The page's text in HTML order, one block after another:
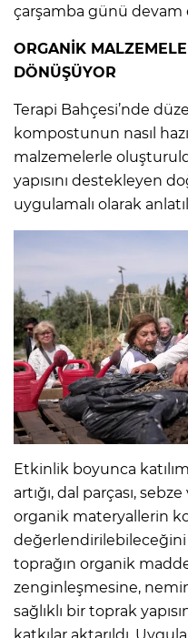
çarşamba günü devam
ORGANİK
DÖNÜŞÜYOR
Terapi Bahçesi’nde
kompostunun nasıl
malzemelerle
yapısını destekleyen
uygulamalı olarak
Etkinlik boyunca
artığı, dal parçası,
organik materyallerin
toprağın organik
zenginleşmesine,
sağlıklı bir toprak